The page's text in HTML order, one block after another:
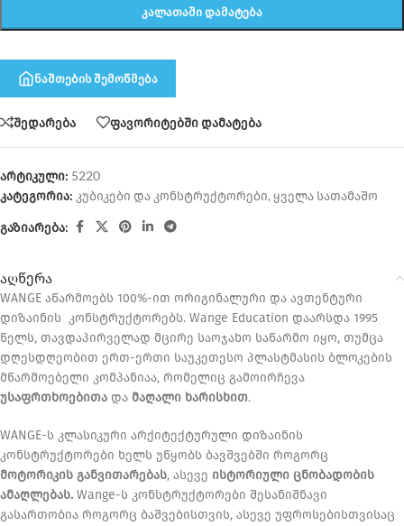
ᲙᲐᲚᲐᲗᲐᲨᲘ ᲓᲐᲛᲐᲢᲔᲑᲐ
ნაშთების შემოწმება
შედარება ფავორიტებში დამატება
არტიკული: 5220
კატეგორია: კუბიკები და კონსტრუქტორები, ყველა სათამაშო
გაზიარება:
აღწერა
WANGE აწარმოებს 100%-ით ორიგინალური და ავთენტური
დიზაინის კონსტრუქტორებს. Wange Education დაარსდა 1995
წელს, თავდაპირველად მცირე საოჯახო საწარმო იყო, თუმცა
დღესდღეობით ერთ-ერთი საუკეთესო პლასტმასის ბლოკების
მწარმოებელი კომპანიაა, რომელიც გამოირჩევა
უსაფრთხოებითა და მაღალი ხარისხით.
WANGE-ს კლასიკური არქიტექტურული დიზაინის
კონსტრუქტორები ხელს უწყობს ბავშვებში როგორც
მოტორიკის განვითარებას, ასევე ისტორიული ცნობადობის
ამაღლებას. Wange-ს კონსტრუქტორები შესანიშნავი
გასართობია როგორც ბაშვებისთვის, ასევე უფროსებისთვისაც